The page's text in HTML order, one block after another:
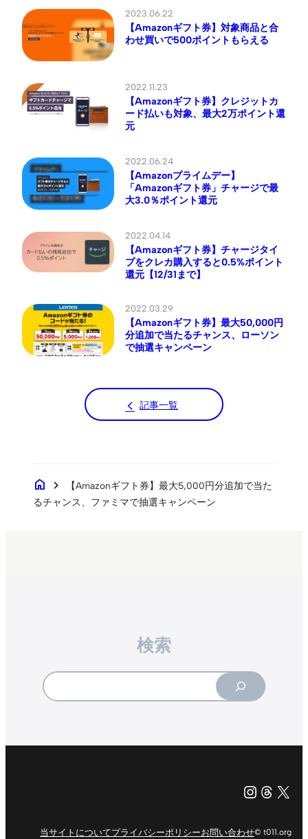
2023.06.22
【Amazonギフト券】対象商品と合
わせ買いで500ポイントもらえる
2022.11.23
【Amazonギフト券】クレジットカ
ード払いも対象、最大2万ポイント還
元
2022.06.24
【Amazonプライムデー】
「Amazonギフト券」チャージで最
大3.0％ポイント還元
2022.04.14
【Amazonギフト券】チャージタイ
プをクレカ購入すると0.5%ポイント
還元【12/31まで】
2022.03.29
【Amazonギフト券】最大50,000円
分追加で当たるチャンス、ローソン
で抽選キャンペーン
記事一覧
home chevron_right
【Amazonギフト券】最大5,000円分追加で当た
るチャンス、ファミマで抽選キャンペーン
検索
X（旧
当サイトについてプライバシーポリシーお問い合わせ© t011.org